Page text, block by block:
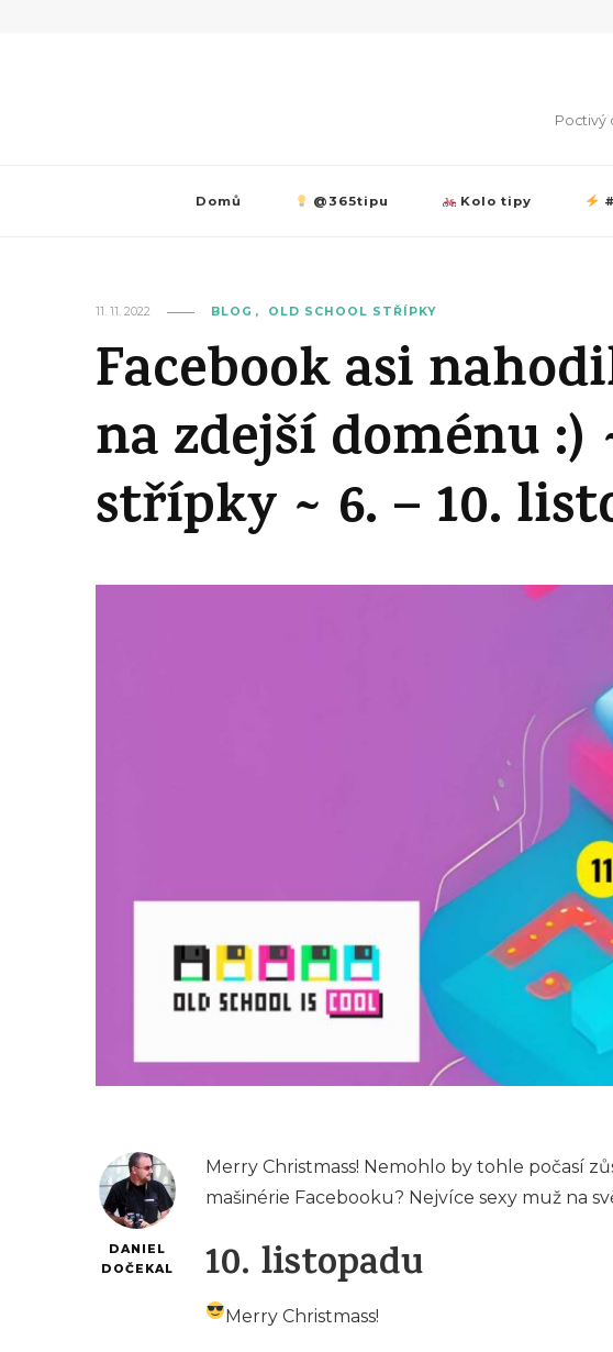
Poctivý
Domů @365tipu Kolo tipy
11. 11. 2022 BLOG OLD SCHOOL STŘÍPKY
Facebook asi
na zdejší doménu :)
střípky ~ 6. – 10.
DANIEL
DOČEKAL
Merry Christmass! Nemohlo by tohle počasí
mašinérie Facebooku? Nejvíce sexy muž na
10. listopadu
Merry Christmass!